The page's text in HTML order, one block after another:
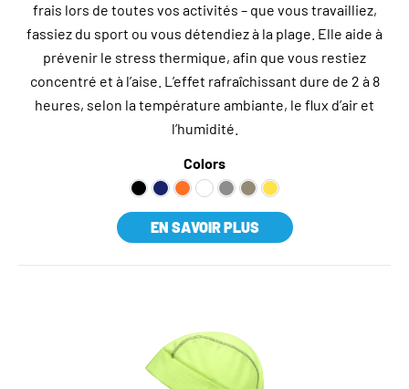
frais lors de toutes vos activités – que vous travailliez,
fassiez du sport ou vous détendiez à la plage. Elle aide à
prévenir le stress thermique, afin que vous restiez
concentré et à l’aise. L’effet rafraîchissant dure de 2 à 8
heures, selon la température ambiante, le flux d’air et
l’humidité.
Colors
EN SAVOIR PLUS